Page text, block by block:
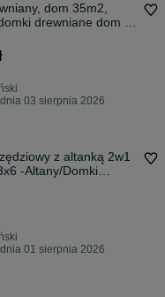
dom 35m2,
drewniane dom z
03 sierpnia 2026
z altanką 2w1
-Altany/Domki
01 sierpnia 2026